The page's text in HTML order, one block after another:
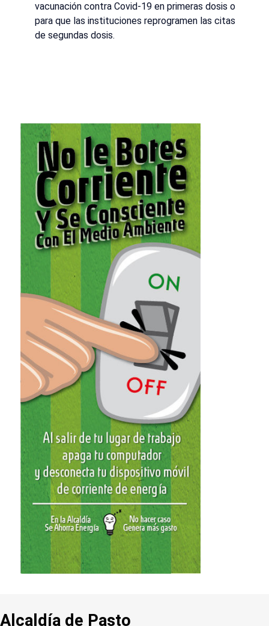
vacunación contra Covid-19 en primeras dosis o
para que las instituciones reprogramen las citas
de segundas dosis.
Alcaldía de Pasto